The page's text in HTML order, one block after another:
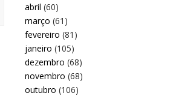
abril (60)
março (61)
fevereiro (81)
janeiro (105)
dezembro (68)
novembro (68)
outubro (106)